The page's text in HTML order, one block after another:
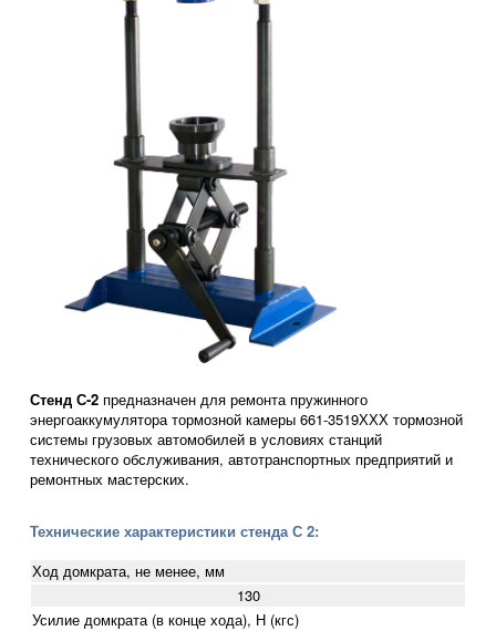
Стенд С-2 предназначен для ремонта пружинного
энергоаккумулятора тормозной камеры 661-3519ХХХ тормозной
системы грузовых автомобилей в условиях станций
технического обслуживания, автотранспортных предприятий и
ремонтных мастерских.
Технические характеристики стенда С 2:
Ход домкрата, не менее, мм
130
Усилие домкрата (в конце хода), Н (кгс)